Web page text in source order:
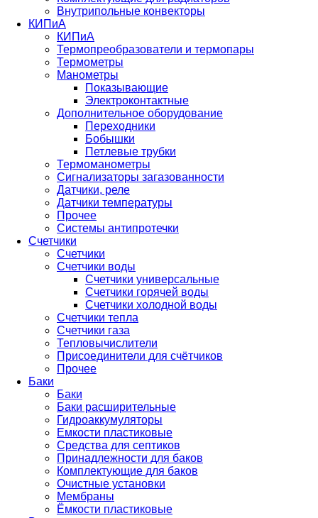
Внутрипольные конвекторы
КИПиА
КИПиА
Термопреобразователи и термопары
Термометры
Манометры
Показывающие
Электроконтактные
Дополнительное оборудование
Переходники
Бобышки
Петлевые трубки
Термоманометры
Сигнализаторы загазованности
Датчики, реле
Датчики температуры
Прочее
Системы антипротечки
Счетчики
Счетчики
Счетчики воды
Счетчики универсальные
Счетчики горячей воды
Счетчики холодной воды
Счетчики тепла
Счетчики газа
Тепловычислители
Присоединители для счётчиков
Прочее
Баки
Баки
Баки расширительные
Гидроаккумуляторы
Емкости пластиковые
Средства для септиков
Принадлежности для баков
Комплектующие для баков
Очистные установки
Мембраны
Ёмкости пластиковые